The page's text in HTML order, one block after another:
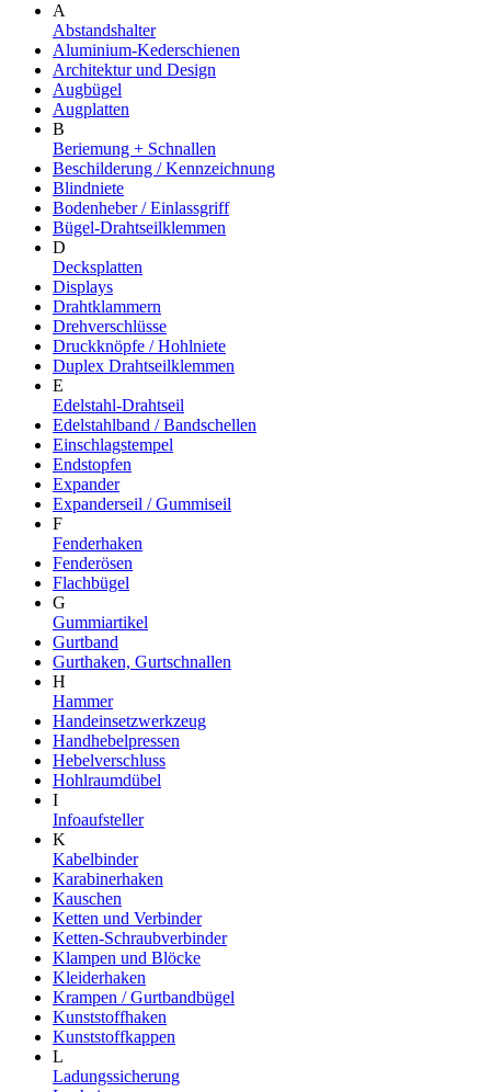
A
Abstandshalter
Aluminium-Kederschienen
Architektur und Design
Augbügel
Augplatten
B
Beriemung + Schnallen
Beschilderung / Kennzeichnung
Blindniete
Bodenheber / Einlassgriff
Bügel-Drahtseilklemmen
D
Decksplatten
Displays
Drahtklammern
Drehverschlüsse
Druckknöpfe / Hohlniete
Duplex Drahtseilklemmen
E
Edelstahl-Drahtseil
Edelstahlband / Bandschellen
Einschlagstempel
Endstopfen
Expander
Expanderseil / Gummiseil
F
Fenderhaken
Fenderösen
Flachbügel
G
Gummiartikel
Gurtband
Gurthaken, Gurtschnallen
H
Hammer
Handeinsetzwerkzeug
Handhebelpressen
Hebelverschluss
Hohlraumdübel
I
Infoaufsteller
K
Kabelbinder
Karabinerhaken
Kauschen
Ketten und Verbinder
Ketten-Schraubverbinder
Klampen und Blöcke
Kleiderhaken
Krampen / Gurtbandbügel
Kunststoffhaken
Kunststoffkappen
L
Ladungssicherung